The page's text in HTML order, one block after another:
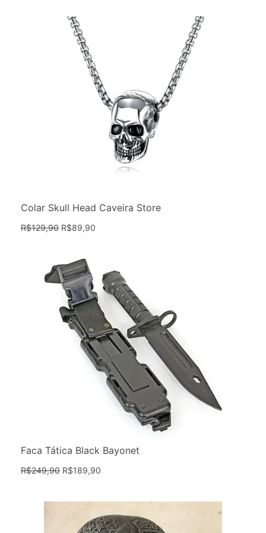
Colar Skull Head Caveira Store
R$129,90 R$89,90
Faca Tática Black Bayonet
R$249,90 R$189,90